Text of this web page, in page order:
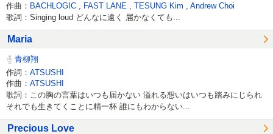
作曲： BACHLOGIC FAST LANE TESUNG Kim Andrew Choi
歌詞：Singing loud どんなに遠く 届かなくても...
Maria
青柳翔
作詞： ATSUSHI
作曲： ATSUSHI
歌詞：この胸の言葉はいつも届かない 溢れる想いはいつも踏みにじられ
それでも生きてくことに精一杯 誰にもわからない...
Precious Love